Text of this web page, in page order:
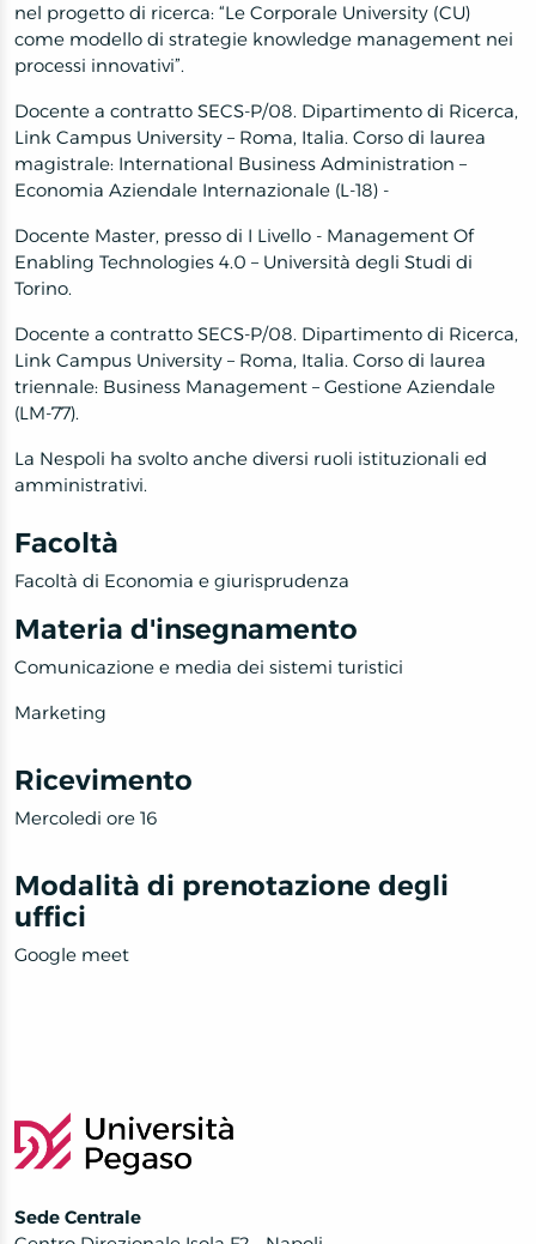
nel progetto di ricerca: “Le Corporale University (CU)
come modello di strategie knowledge management nei
processi innovativi”.
Docente a contratto SECS-P/08. Dipartimento di Ricerca,
Link Campus University – Roma, Italia. Corso di laurea
magistrale: International Business Administration –
Economia Aziendale Internazionale (L-18) -
Docente Master, presso di I Livello - Management Of
Enabling Technologies 4.0 – Università degli Studi di
Torino.
Docente a contratto SECS-P/08. Dipartimento di Ricerca,
Link Campus University – Roma, Italia. Corso di laurea
triennale: Business Management – Gestione Aziendale
(LM-77).
La Nespoli ha svolto anche diversi ruoli istituzionali ed
amministrativi.
Facoltà
Facoltà di Economia e giurisprudenza
Materia d'insegnamento
Comunicazione e media dei sistemi turistici
Marketing
Ricevimento
Mercoledi ore 16
Modalità di prenotazione degli
uffici
Google meet
Sede Centrale